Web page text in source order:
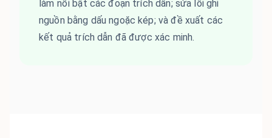
làm nổi bật các đoạn trích dẫn; sửa lỗi ghi
nguồn bằng dấu ngoặc kép; và đề xuất các
kết quả trích dẫn đã được xác minh.